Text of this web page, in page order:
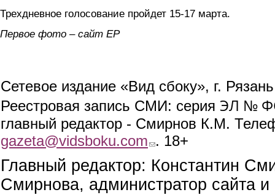
Трехдневное голосование пройдет 15-17 марта.
Первое фото – сайт ЕР
Сетевое издание «Вид сбоку», г.
Реестровая запись СМИ: серия ЭЛ №
главный редактор - Смирнов К.М.
gazeta@vidsboku.com (link sends e-mail)
. 18+
Главный редактор: Константин
Смирнова, администратор сайта